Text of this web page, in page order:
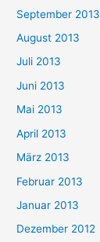
September 2013
August 2013
Juli 2013
Juni 2013
Mai 2013
April 2013
März 2013
Februar 2013
Januar 2013
Dezember 2012